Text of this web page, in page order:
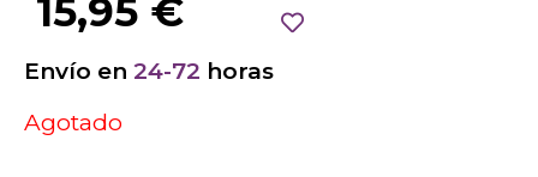
15,95 €
Envío en 24-72 horas
Agotado